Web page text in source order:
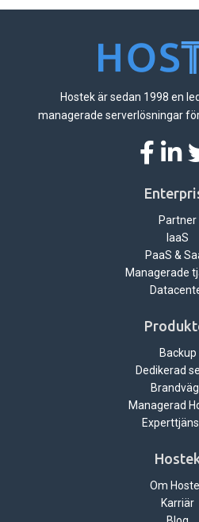
Hostek är sedan 1998 en
managerade serverlösningar
Partner
IaaS
PaaS &
Managerade
Backup
Dedikerad
Managerad
Om
Karriär